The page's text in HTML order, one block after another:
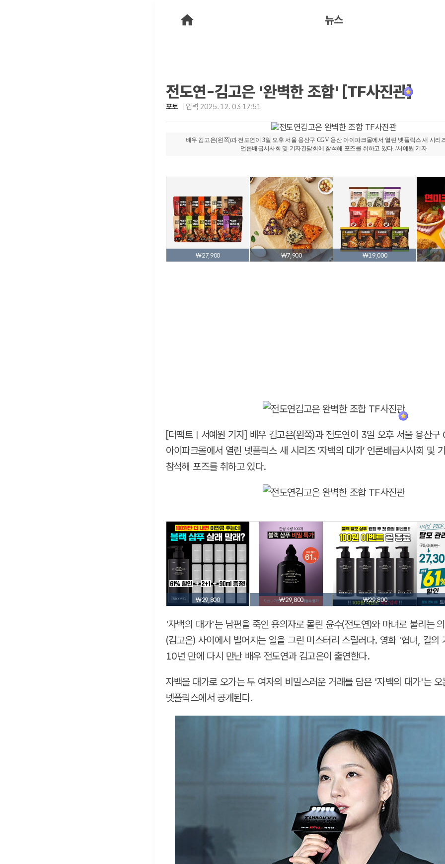
뉴스
전도연-김고은 '완벽한 조합' [TF사진관]
포토 입력 2025. 12. 03 17:51
배우 김고은(왼쪽)과 전도연이 3일 오후 서울 용산구 CGV 용산 아이파크몰에서 열린 넷플릭스 새 시리
언론배급시사회 및 기자간담회에 참석해 포즈를 취하고 있다. /서예원 기자
₩27,900 ₩7,900 ₩19,000
[더팩트ㅣ서예원 기자] 배우 김고은(왼쪽)과 전도연이 3일 오후 서울 용산구
아이파크몰에서 열린 넷플릭스 새 시리즈 ‘자백의 대가’ 언론배급시사회 및
참석해 포즈를 취하고 있다.
₩29,800 ₩29,800 ₩29,800
'자백의 대가'는 남편을 죽인 용의자로 몰린 윤수(전도연)와 마녀로 불리는
(김고은) 사이에서 벌어지는 일을 그린 미스터리 스릴러다. 영화 '협녀, 칼의
10년 만에 다시 만난 배우 전도연과 김고은이 출연한다.
자백을 대가로 오가는 두 여자의 비밀스러운 거래를 담은 '자백의 대가'는
넷플릭스에서 공개된다.